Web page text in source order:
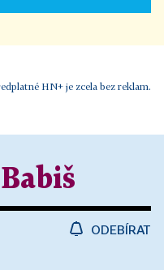
HN+ je zcela bez reklam.
ODEBÍRAT